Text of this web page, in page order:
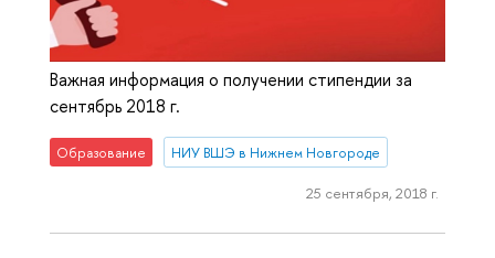
Важная информация о получении стипендии за
сентябрь 2018 г.
Образование НИУ ВШЭ в Нижнем Новгороде
25 сентября, 2018 г.